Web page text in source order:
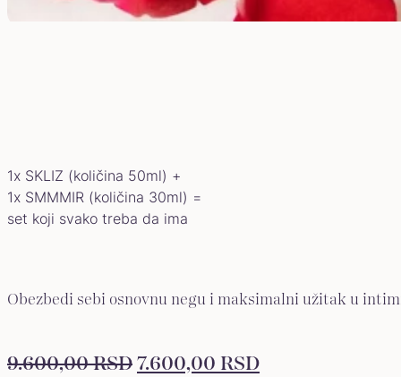
1x SKLIZ (količina 50ml) +
1x SMMMIR (količina 30ml) =
set koji svako treba da ima
Obezbedi sebi osnovnu negu i maksimalni užitak u
9.600,00RSDORIGINALNA
7.600,00 RSDTRENUTNA